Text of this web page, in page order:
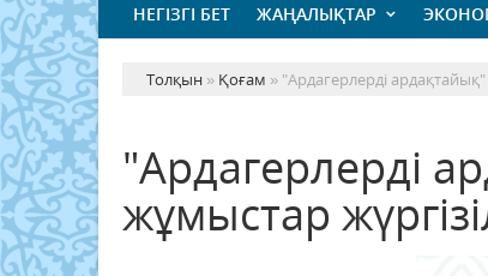
НЕГІЗГІ БЕТ ЖАҢАЛЫҚТАР
Толқын » Қоғам » "Ардагерлерді
"Ардагерлерді
жұмыстар